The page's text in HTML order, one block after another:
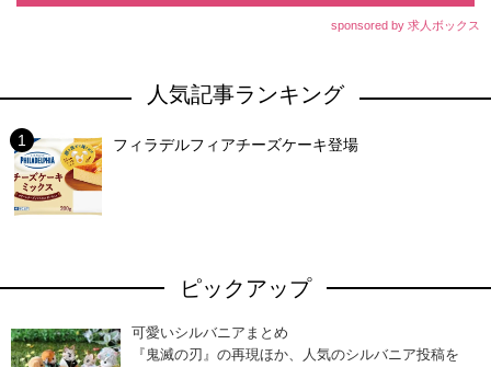
sponsored by 求人ボックス
人気記事ランキング
フィラデルフィアチーズケーキ登場
ピックアップ
可愛いシルバニアまとめ
『鬼滅の刃』の再現ほか、人気のシルバニア投稿を